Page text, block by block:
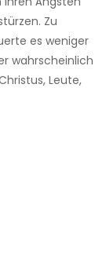
Zu
es weniger
wahrscheinlich
Leute,